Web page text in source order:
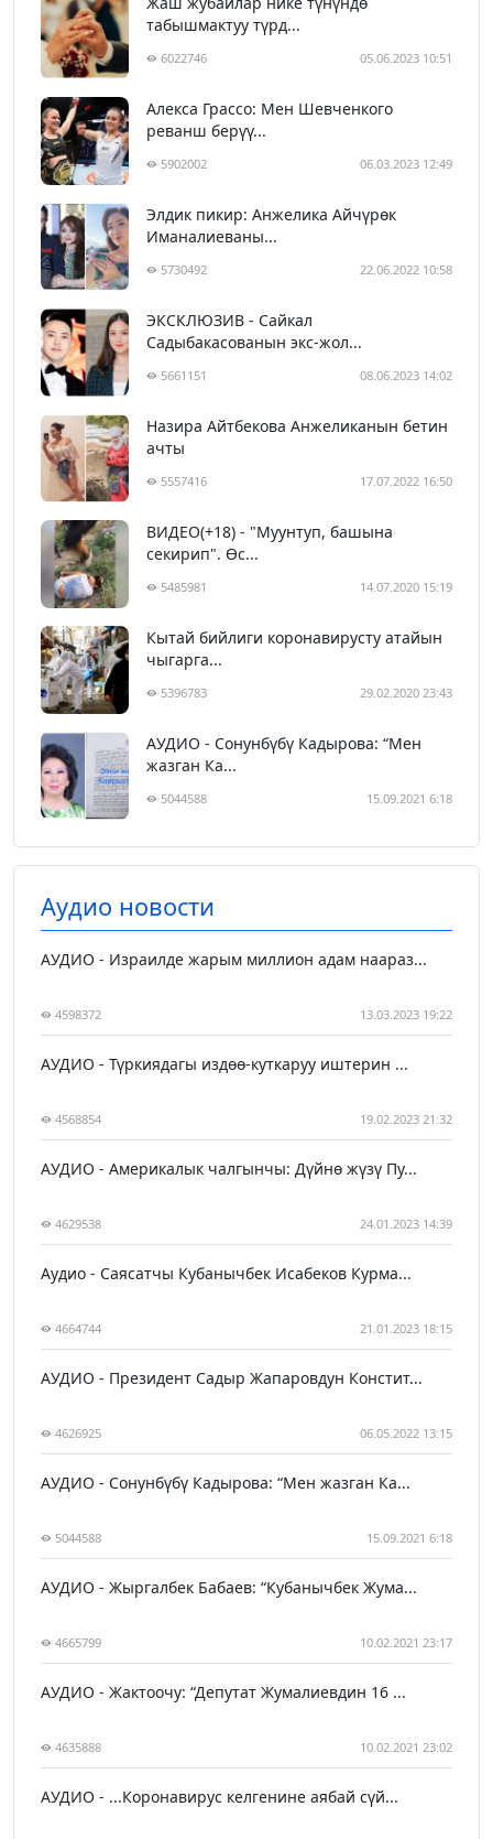
табышмактуу түрд...
6022746 05.06.2023 10:51
Алекса Грассо: Мен Шевченкого
реванш берүү...
5902002 06.03.2023 12:49
Элдик пикир: Анжелика Айчүрөк
Иманалиеваны...
5730492 22.06.2022 10:58
ЭКСКЛЮЗИВ - Сайкал
Садыбакасованын экс-жол...
5661151 08.06.2023 14:02
Назира Айтбекова Анжеликанын бетин
ачты
5557416 17.07.2022 16:50
ВИДЕО(+18) - "Муунтуп, башына
секирип". Өс...
5485981 14.07.2020 15:19
Кытай бийлиги коронавирусту атайын
чыгарга...
5396783 29.02.2020 23:43
АУДИО - Сонунбүбү Кадырова: “Мен
жазган Ка...
5044588 15.09.2021 6:18
Аудио новости
АУДИО - Израилде жарым миллион адам наараз...
4598372 13.03.2023 19:22
АУДИО - Түркиядагы издөө-куткаруу иштерин ...
4568854 19.02.2023 21:32
АУДИО - Америкалык чалгынчы: Дүйнө жүзү Пу...
4629538 24.01.2023 14:39
Аудио - Саясатчы Кубанычбек Исабеков Курма...
4664744 21.01.2023 18:15
АУДИО - Президент Садыр Жапаровдун Констит...
4626925 06.05.2022 13:15
АУДИО - Сонунбүбү Кадырова: “Мен жазган Ка...
5044588 15.09.2021 6:18
АУДИО - Жыргалбек Бабаев: “Кубанычбек Жума...
4665799 10.02.2021 23:17
АУДИО - Жактоочу: “Депутат Жумалиевдин 16 ...
4635888 10.02.2021 23:02
АУДИО - ...Коронавирус келгенине аябай сүй...